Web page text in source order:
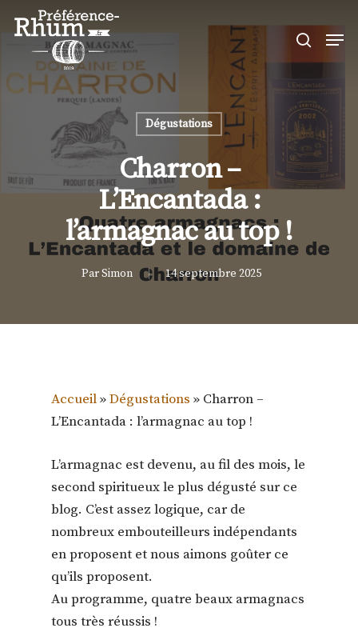
content
search
Dégustations
Charron –
L’Encantada :
l’armagnac au top !
ParSimon 14 septembre 2025
Accueil»Dégustations » Charron –
L’Encantada : l’armagnac au top !
L’armagnac est devenu, au fil des mois, le
second spiritueux le plus dégusté sur ce
blog. C’est assez logique, car de
nombreux embouteilleurs indépendants
en proposent et nous aimons goûter ce
qu’ils proposent.
Au programme, quatre beaux armagnacs
tous très réussis !
Close